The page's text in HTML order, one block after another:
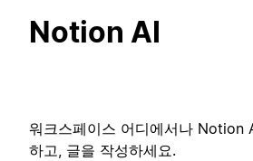
Notion AI
워크스페이스 어디에서나 Notion
하고, 글을 작성하세요.